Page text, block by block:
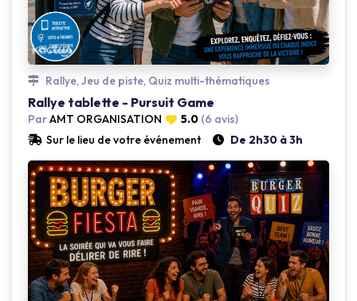
Rallye, Jeu de piste, Quiz multi-thématiques
Rallye tablette - Pursuit Game
ParAMT ORGANISATION 5.0 (6 avis)
Sur le lieu de votre événement
De 2h30 à 3h
Loading...